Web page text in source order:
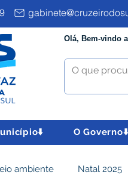
Olá, Bem-vindo
O Governo⬇️
ambiente Natal 2025